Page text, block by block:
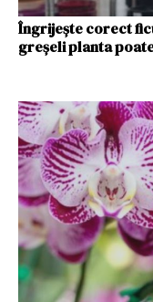
Îngrijește corect
greșeli planta